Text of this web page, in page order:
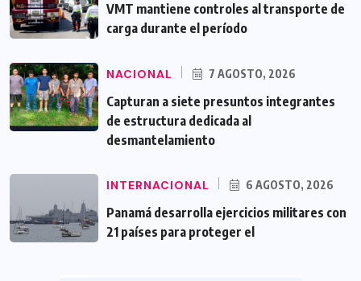
VMT mantiene controles al transporte de
carga durante el período
NACIONAL 7 AGOSTO, 2026
Capturan a siete presuntos integrantes
de estructura dedicada al
desmantelamiento
INTERNACIONAL 6 AGOSTO, 2026
Panamá desarrolla ejercicios militares con
21 países para proteger el